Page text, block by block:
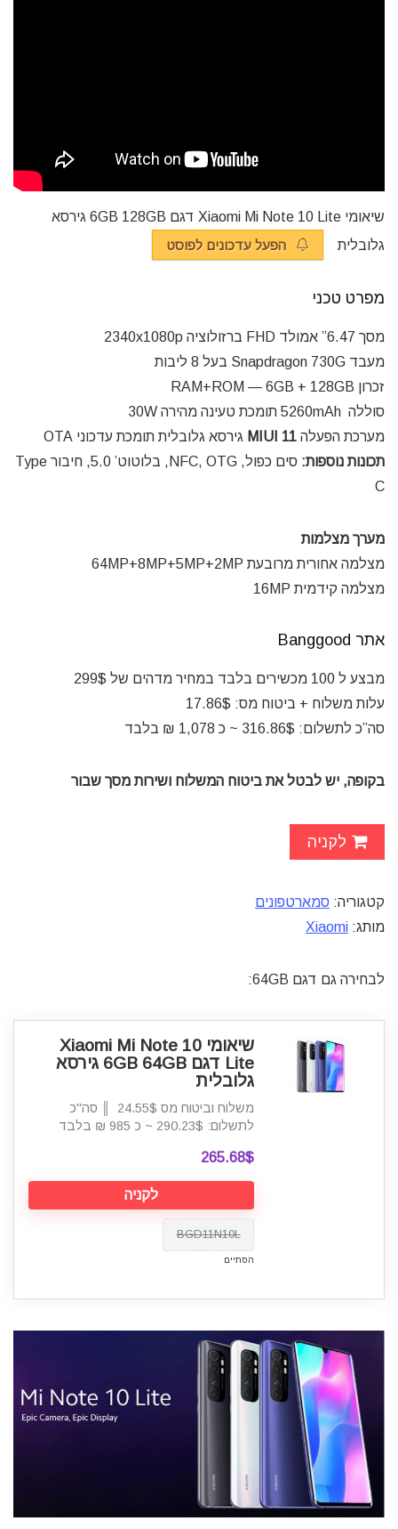
שיאומי Xiaomi Mi Note 10 Lite דגם 6GB 128GB גירסא
גלובלית
הפעל עדכונים לפוסט
מפרט טכני
מסך 6.47” אמולד FHD ברזולוציה 2340x1080p
מעבד Snapdragon 730G בעל 8 ליבות
זכרון RAM+ROM — 6GB + 128GB
סוללה 5260mAh תומכת טעינה מהירה 30W
מערכת הפעלה MIUI 11 גירסא גלובלית תומכת עדכוני OTA
תכונות נוספות:
סים כפול, NFC, OTG, בלוטוט’ 5.0, חיבור Type
C
מערך מצלמות
מצלמה אחורית מרובעת 64MP+8MP+5MP+2MP
מצלמה קידמית 16MP
אתר Banggood
מבצע ל 100 מכשירים בלבד במחיר מדהים של 299$
עלות משלוח + ביטוח מס: 17.86$
סה”כ לתשלום: 316.86$ ~ כ 1,078 ₪ בלבד
בקופה, יש לבטל את ביטוח המשלוח ושירות מסך שבור
לקניה
קטגוריה: סמארטפונים
מותג: Xiaomi
לבחירה גם דגם 64GB:
שיאומי Xiaomi Mi Note 10
Lite דגם 6GB 64GB גירסא
גלובלית
משלוח וביטוח מס 24.55$ ║ סה"כ
לתשלום: 290.23$ ~ כ 985 ₪ בלבד
265.68$
לקניה
BGD11N10L
הסתיים